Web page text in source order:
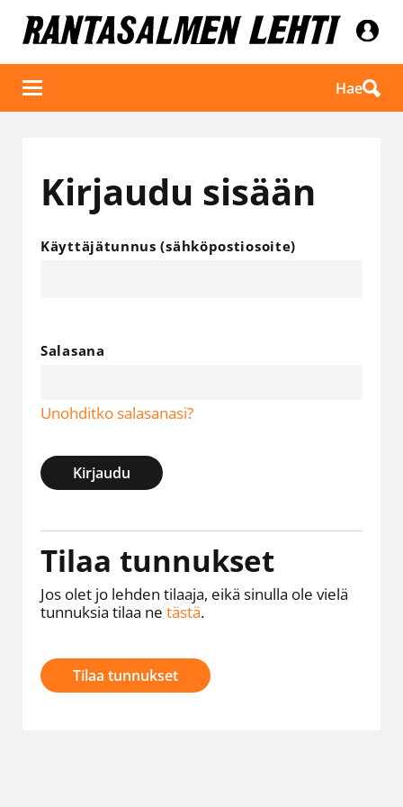
Hae
Kirjaudu sisään
Käyttäjätunnus (sähköpostiosoite)
Salasana
Unohditko salasanasi?
Kirjaudu
Tilaa tunnukset
Jos olet jo lehden tilaaja, eikä sinulla ole vielä
tunnuksia tilaa ne tästä.
Tilaa tunnukset